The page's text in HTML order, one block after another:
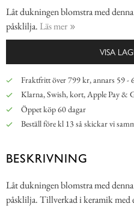
Låt dukningen blomstra med
påsklilja. Läs mer
VISA
Fraktfritt över 799 kr, annars 59 -
Klarna, Swish, kort, Apple Pay &
Öppet köp 60 dagar
Beställ före kl 13 så skickar vi
BESKRIVNING
Låt dukningen blomstra med
påsklilja. Tillverkad i keramik med